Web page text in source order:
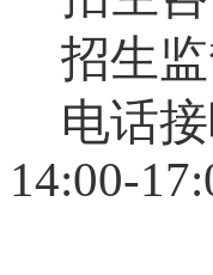
招生监
电话
14:00-